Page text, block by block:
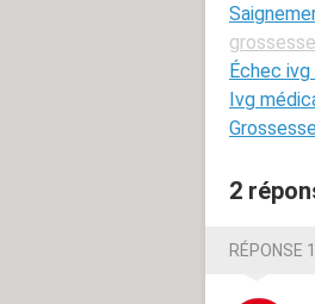
grossesse
Échec
Ivg
2
RÉPONSE